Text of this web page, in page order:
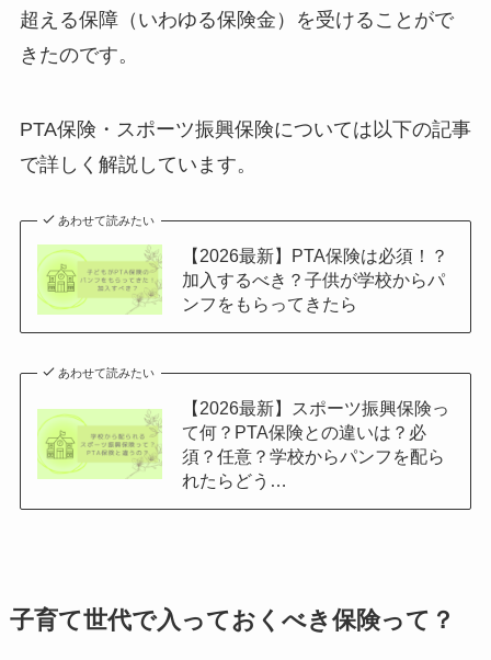
超える保障（いわゆる保険金）を受けることがで
きたのです。
PTA保険・スポーツ振興保険については以下の記事
で詳しく解説しています。
あわせて読みたい
【2026最新】PTA保険は必須！？
加入するべき？子供が学校からパ
ンフをもらってきたら
あわせて読みたい
【2026最新】スポーツ振興保険っ
て何？PTA保険との違いは？必
須？任意？学校からパンフを配ら
れたらどう…
子育て世代で入っておくべき保険って？